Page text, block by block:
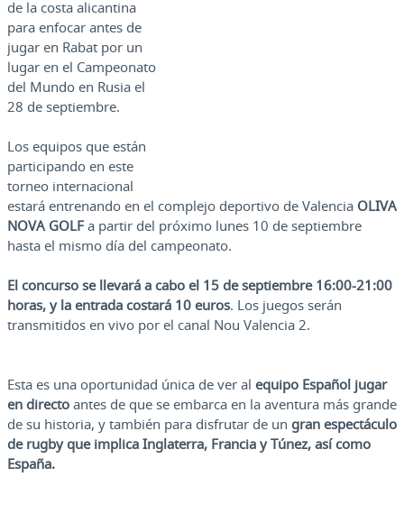
de la costa alicantina
para enfocar antes de
jugar en Rabat por un
lugar en el Campeonato
del Mundo en Rusia el
28 de septiembre.
Los equipos que están
participando en este
torneo internacional
estará entrenando en el complejo deportivo de Valencia OLIVA
NOVA GOLF a partir del próximo lunes 10 de septiembre
hasta el mismo día del campeonato.
El concurso se llevará a cabo el 15 de septiembre 16:00-21:00
horas, y la entrada costará 10 euros. Los juegos serán
transmitidos en vivo por el canal Nou Valencia 2.
Esta es una oportunidad única de ver al equipo Español jugar
en directo antes de que se embarca en la aventura más grande
de su historia, y también para disfrutar de un gran espectáculo
de rugby que implica Inglaterra, Francia y Túnez, así como
España.